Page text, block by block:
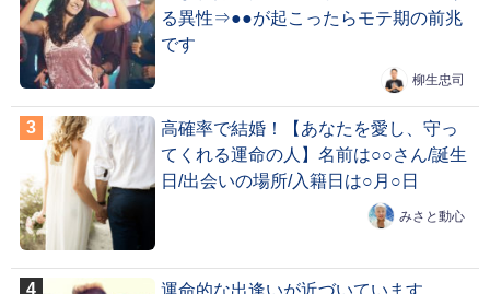
る異性⇒●●が起こったらモテ期の前兆
です
柳生忠司
高確率で結婚！【あなたを愛し、守っ
てくれる運命の人】名前は○○さん/誕生
日/出会いの場所/入籍日は○月○日
みさと動心